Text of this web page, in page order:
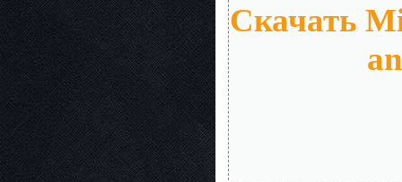
Скачать